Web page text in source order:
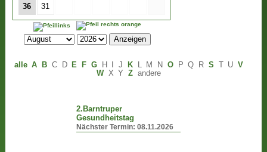
36 31
alle A B C D E F G H J K L M N O P Q R S U V
W X Y Z andere
2.Barntruper
Gesundheitstag
Nächster Termin:08.11.2026